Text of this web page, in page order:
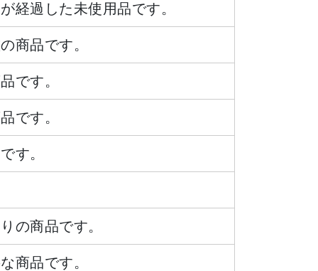
経過した未使用品です。
商品です。
です。
です。
す。
の商品です。
商品です。